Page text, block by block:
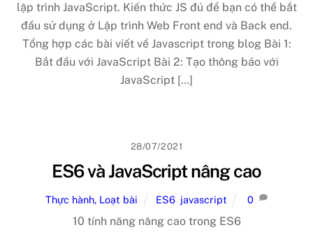
lập trình JavaScript. Kiến thức JS đủ để bạn có thể bắt
đầu sử dụng ở Lập trình Web Front end và Back end.
Tổng hợp các bài viết về Javascript trong blog Bài 1:
Bắt đầu với JavaScript Bài 2: Tạo thông báo với
JavaScript […]
28/07/2021
ES6 và JavaScript nâng cao
Thực hành, Loạt bài ES6, javascript 0
10 tính năng nâng cao trong ES6